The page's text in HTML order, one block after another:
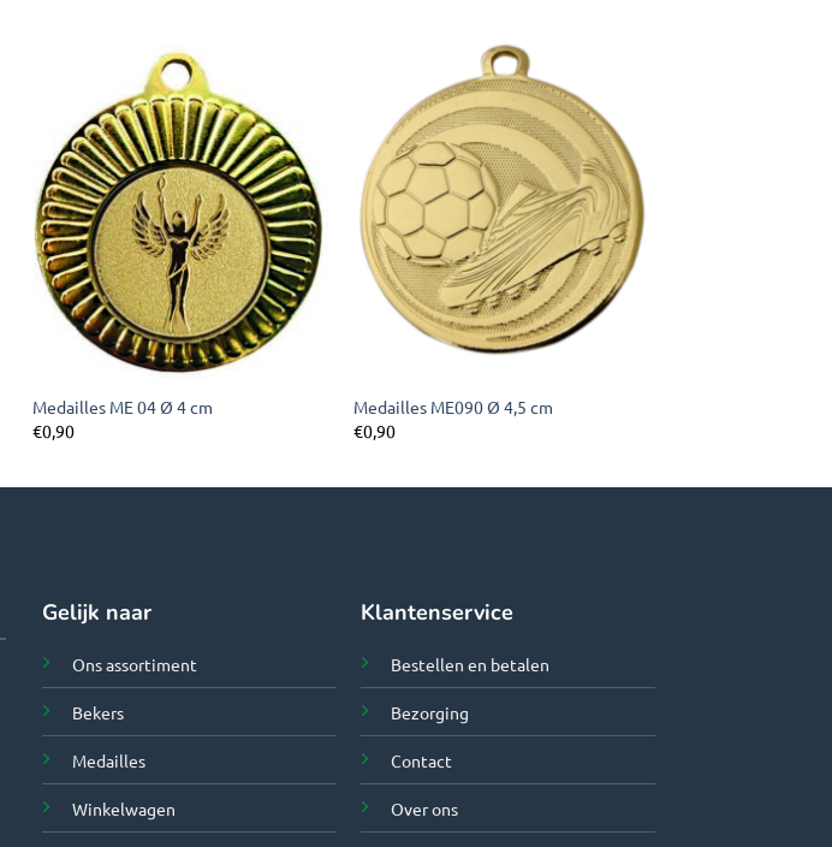
verlanglijst
Medailles ME 04 Ø 4 cm
€0,90
Toevoegen
aan
verlanglijst
Medailles ME090 Ø 4,5 cm
€0,90
Gelijk naar
Ons assortiment
Bekers
Medailles
Winkelwagen
Klantenservice
Bestellen en betalen
Bezorging
Contact
Over ons